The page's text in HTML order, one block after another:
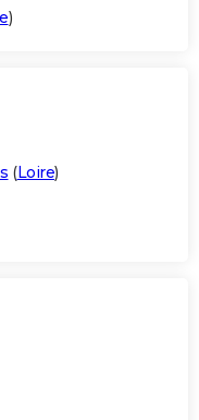
)
(Loire)